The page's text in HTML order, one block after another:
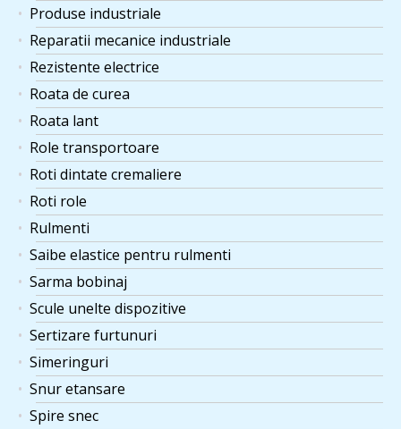
Produse industriale
Reparatii mecanice industriale
Rezistente electrice
Roata de curea
Roata lant
Role transportoare
Roti dintate cremaliere
Roti role
Rulmenti
Saibe elastice pentru rulmenti
Sarma bobinaj
Scule unelte dispozitive
Sertizare furtunuri
Simeringuri
Snur etansare
Spire snec